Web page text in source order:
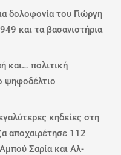
δολοφονία του Γιώργη
και τα βασανιστήρια
και… πολιτική
ψηφοδέλτιο
κηδείες στη
αποχαιρέτησε 112
Σαρία και Αλ-